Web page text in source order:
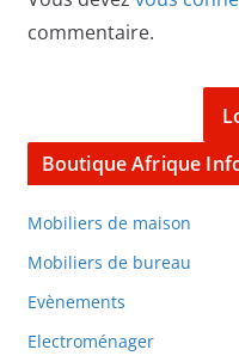
commentaire.
Boutique Afrique
Mobiliers de maison
Mobiliers de bureau
Evènements
Electroménager